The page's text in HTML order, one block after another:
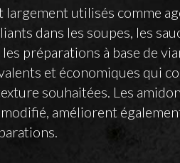
largement utilisés comme
dans les soupes, les
préparations à base de
et économiques qui
souhaitées. Les
modifié, améliorent